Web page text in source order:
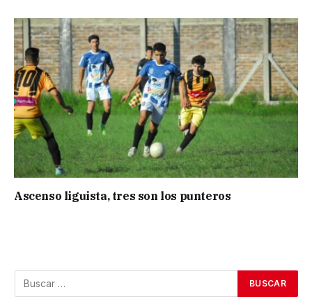
Ascenso liguista, tres son los punteros